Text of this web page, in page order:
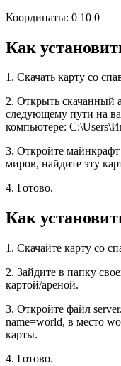
Координаты: 0 10 0
Как
1. Скачать карту со
2. Открыть скачанный
следующему пути на
компьютере:
3. Откройте
миров, найдите эту
4. Готово.
Как
1. Скачайте карту со
2. Зайдите в папку
картой/ареной.
3. Откройте файл
name=world, в место
карты.
4. Готово.